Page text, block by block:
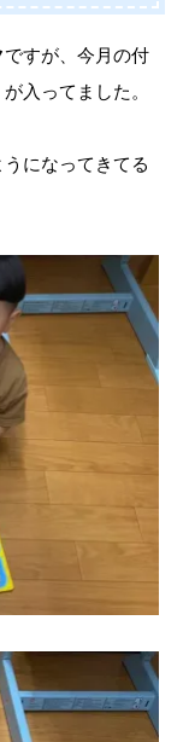
ですが、今月の付
入ってました。
になってきてる